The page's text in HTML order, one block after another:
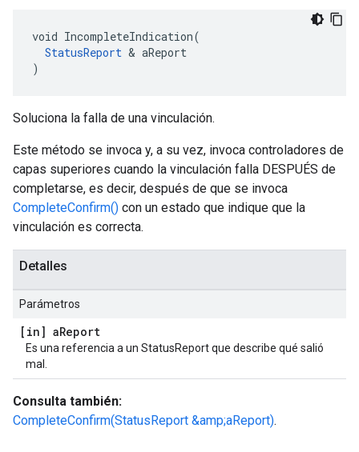
void IncompleteIndication(
StatusReport & aReport
)
Soluciona la falla de una vinculación.
Este método se invoca y, a su vez, invoca controladores de
capas superiores cuando la vinculación falla DESPUÉS de
completarse, es decir, después de que se invoca
CompleteConfirm() con un estado que indique que la
vinculación es correcta.
Detalles
Parámetros
[in] aReport
Es una referencia a un StatusReport que describe qué salió
mal.
Consulta también:
CompleteConfirm(StatusReport &amp;aReport).